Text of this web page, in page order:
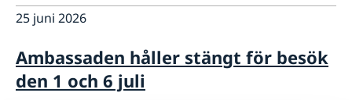
25 juni 2026
Ambassaden håller stängt för besök
den 1 och 6 juli